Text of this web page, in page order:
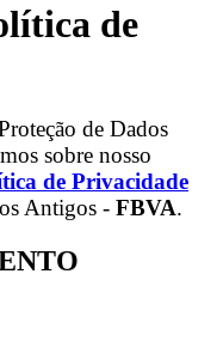
de
de Dados
sobre nosso
de Privacidade
Antigos - FBVA.